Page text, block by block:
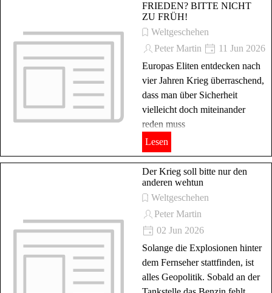
FRIEDEN? BITTE NICHT
ZU FRÜH!
Weltgeschehen
Peter Martin
11 Jun 2026
Europas Eliten entdecken nach
vier Jahren Krieg überraschend,
dass man über Sicherheit
vielleicht doch miteinander
reden muss
Lesen
Der Krieg soll bitte nur den
anderen wehtun
Weltgeschehen
Peter Martin
02 Jun 2026
Solange die Explosionen hinter
dem Fernseher stattfinden, ist
alles Geopolitik. Sobald an der